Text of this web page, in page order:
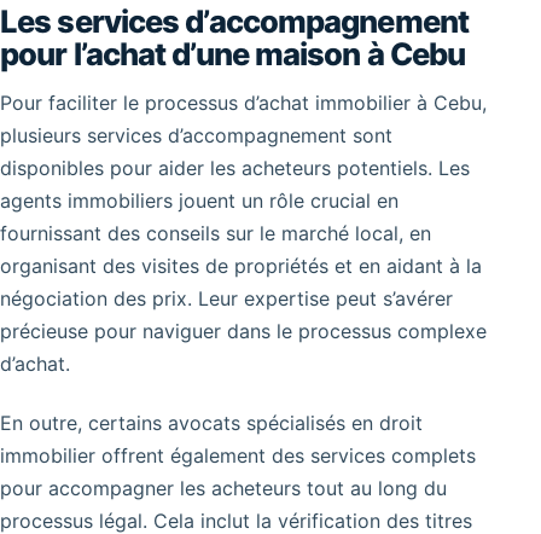
Les services d’accompagnement
pour l’achat d’une maison à Cebu
Pour faciliter le processus d’achat immobilier à Cebu,
plusieurs services d’accompagnement sont
disponibles pour aider les acheteurs potentiels. Les
agents immobiliers jouent un rôle crucial en
fournissant des conseils sur le marché local, en
organisant des visites de propriétés et en aidant à la
négociation des prix. Leur expertise peut s’avérer
précieuse pour naviguer dans le processus complexe
d’achat.
En outre, certains avocats spécialisés en droit
immobilier offrent également des services complets
pour accompagner les acheteurs tout au long du
processus légal. Cela inclut la vérification des titres